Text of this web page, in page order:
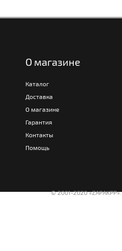
О магазине
Каталог
Доставка
О магазине
Гарантия
Контакты
Помощь
© 2001-2020 «ZAPAKPP».